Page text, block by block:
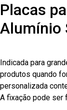
Placas
Alumínio
Indicada para
produtos quando
personalizada
A fixação pode ser